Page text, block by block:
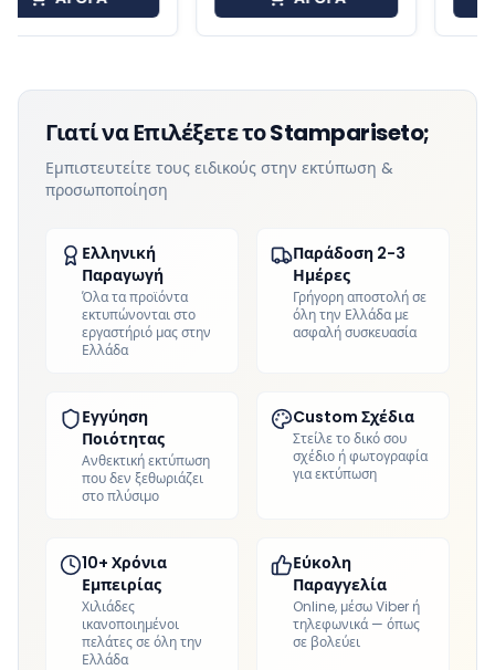
Γιατί να Επιλέξετε το Stampariseto;
Εμπιστευτείτε τους ειδικούς στην εκτύπωση &
προσωποποίηση
Ελληνική
Παραγωγή
Όλα τα προϊόντα
εκτυπώνονται στο
εργαστήριό μας στην
Ελλάδα
Παράδοση 2-3
Ημέρες
Γρήγορη αποστολή σε
όλη την Ελλάδα με
ασφαλή συσκευασία
Εγγύηση
Ποιότητας
Ανθεκτική εκτύπωση
που δεν ξεθωριάζει
στο πλύσιμο
Custom Σχέδια
Στείλε το δικό σου
σχέδιο ή φωτογραφία
για εκτύπωση
10+ Χρόνια
Εμπειρίας
Χιλιάδες
ικανοποιημένοι
πελάτες σε όλη την
Ελλάδα
Εύκολη
Παραγγελία
Online, μέσω Viber ή
τηλεφωνικά — όπως
σε βολεύει